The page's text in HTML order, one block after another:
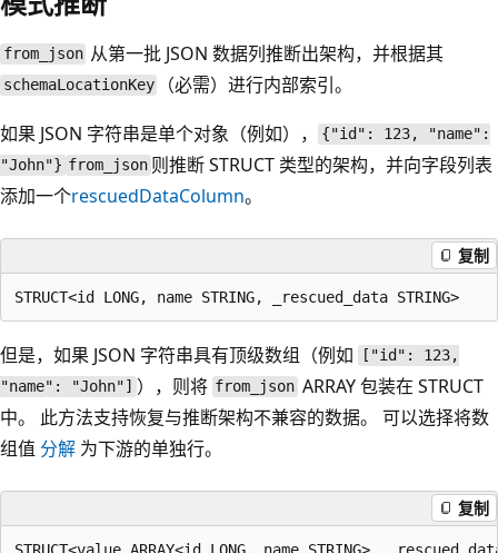
from_json 从第一批 JSON 数据列推断出架构，并根据其
schemaLocationKey
（必需）进行内部索引。
如果 JSON 字符串是单个对象（例如），
{"id": 123, "name":
"John"} from_json 则推断 STRUCT 类型的架构，并向字段列表
添加一个rescuedDataColumn。
复制
但是，如果 JSON 字符串具有顶级数组（例如
["id": 123,
"name": "John"] ），则将 from_json ARRAY 包装在 STRUCT
中。 此方法支持恢复与推断架构不兼容的数据。 可以选择将数
组值 分解 为下游的单独行。
复制